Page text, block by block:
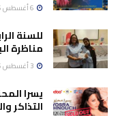
للسنة
مناظرة
يسرا
التذاكر